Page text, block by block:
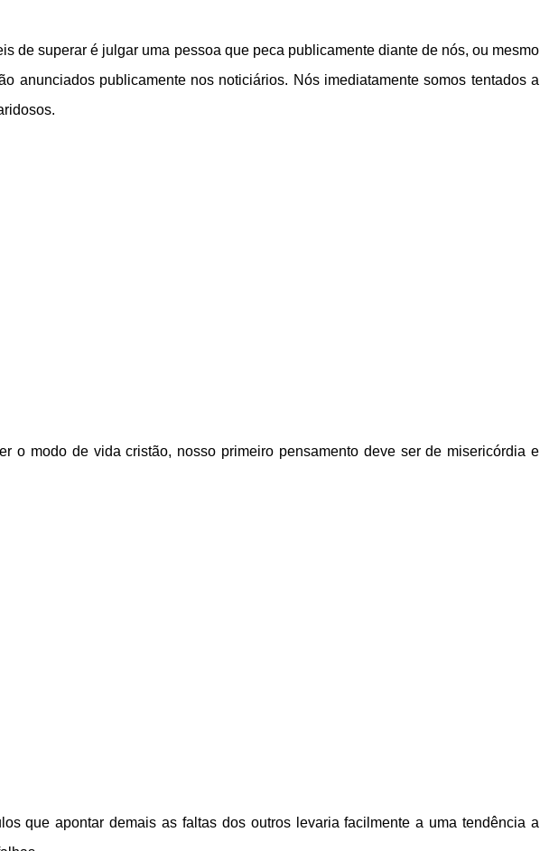
de superar é julgar uma pessoa que peca publicamente diante de nós, ou mesmo
anunciados publicamente nos noticiários. Nós imediatamente somos tentados a
o modo de vida cristão, nosso primeiro pensamento deve ser de misericórdia e
que apontar demais as faltas dos outros levaria facilmente a uma tendência a